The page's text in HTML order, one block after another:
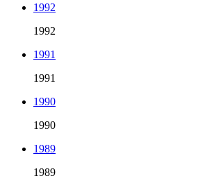
1992
1992
1991
1991
1990
1990
1989
1989